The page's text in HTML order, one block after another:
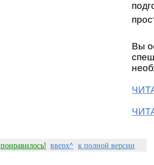
Вы
понравилось! вверх^ к полной версии